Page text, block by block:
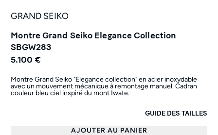
GRAND SEIKO
Montre Grand Seiko Elegance Collection
SBGW283
5.100 €
Montre Grand Seiko "Elegance collection" en acier inoxydable
avec un mouvement mécanique à remontage manuel. Cadran
couleur bleu ciel inspiré du mont Iwate.
GUIDE DES TAILLES
AJOUTER AU PANIER